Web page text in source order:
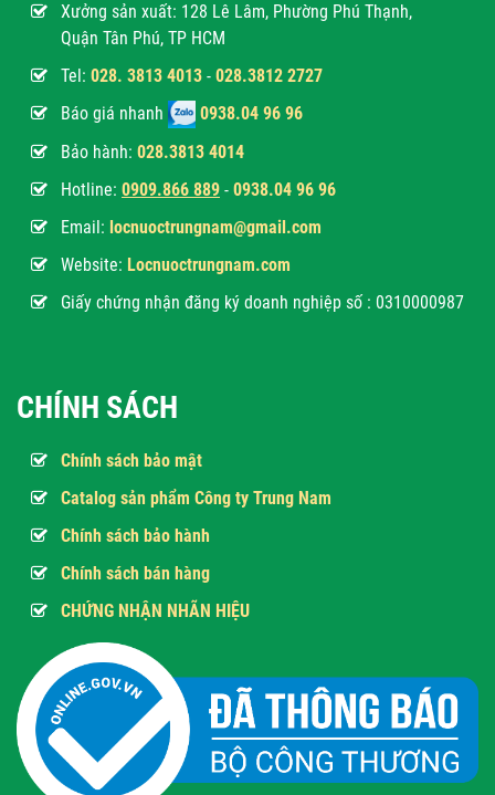
Xưởng sản xuất: 128 Lê Lâm, Phường Phú Thạnh,
Quận Tân Phú, TP HCM
Tel: 028. 3813 4013 - 028.3812 2727
Báo giá nhanh
0938.04 96 96
Bảo hành: 028.3813 4014
Hotline: 0909.866 889 - 0938.04 96 96
Email: locnuoctrungnam@gmail.com
Website: Locnuoctrungnam.com
Giấy chứng nhận đăng ký doanh nghiệp số : 0310000987
CHÍNH SÁCH
Chính sách bảo mật
Catalog sản phẩm Công ty Trung Nam
Chính sách bảo hành
Chính sách bán hàng
CHỨNG NHẬN NHÃN HIỆU